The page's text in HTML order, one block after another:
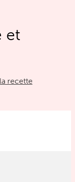
et
recette